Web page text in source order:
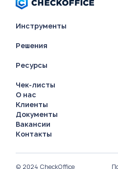
Инструменты
Решения
Ресурсы
Чек-листы
О нас
Клиенты
Документы
Вакансии
Контакты
© 2024 CheckOffice